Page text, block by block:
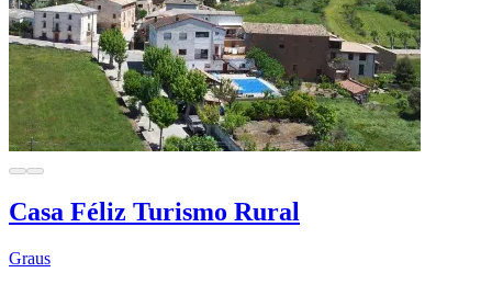
Casa Féliz Turismo Rural
Graus